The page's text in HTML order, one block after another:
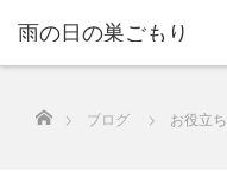
雨の日の巣ごもり
ブログ お役立ち